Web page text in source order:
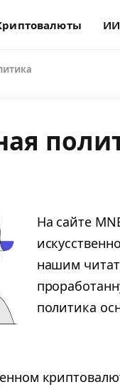
ИИ
На сайте
нашим
политика